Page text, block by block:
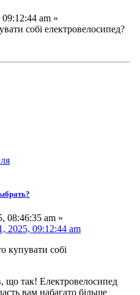
am »
собі електровелосипед?
08:46:35 am »
2025, 09:12:44 am
купувати собі
що так! Електровелосипед
вам набагато більше